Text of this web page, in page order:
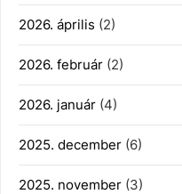
2026. április (2)
2026. február (2)
2026. január (4)
2025. december (6)
2025. november (3)